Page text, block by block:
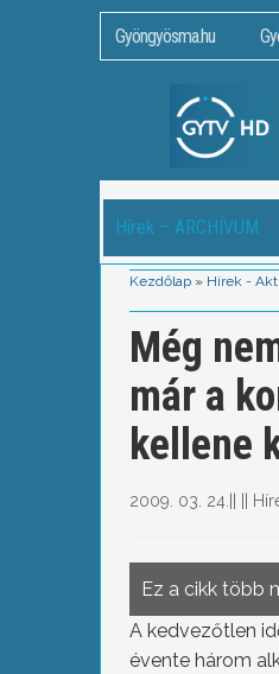
Gyöngyösma.hu
Hírek – ARCHÍVUM
Kezdőlap » Hírek -
Még
már a
kellene
2009. 03. 24.
Ez a cikk több
A kedvezőtlen
évente három